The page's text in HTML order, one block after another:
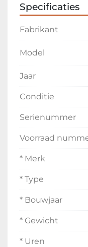
Specificaties
Fabrikant
Model
Jaar
Conditie
Serienummer
Voorraad
* Merk
* Type
* Bouwjaar
* Gewicht
* Uren